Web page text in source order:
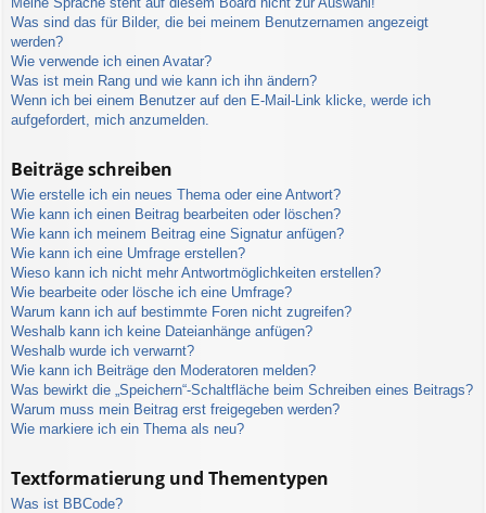
Was sind das für Bilder, die bei meinem Benutzernamen angezeigt
werden?
Wie verwende ich einen Avatar?
Was ist mein Rang und wie kann ich ihn ändern?
Wenn ich bei einem Benutzer auf den E-Mail-Link klicke, werde ich
aufgefordert, mich anzumelden.
Beiträge schreiben
Wie erstelle ich ein neues Thema oder eine Antwort?
Wie kann ich einen Beitrag bearbeiten oder löschen?
Wie kann ich meinem Beitrag eine Signatur anfügen?
Wie kann ich eine Umfrage erstellen?
Wieso kann ich nicht mehr Antwortmöglichkeiten erstellen?
Wie bearbeite oder lösche ich eine Umfrage?
Warum kann ich auf bestimmte Foren nicht zugreifen?
Weshalb kann ich keine Dateianhänge anfügen?
Weshalb wurde ich verwarnt?
Wie kann ich Beiträge den Moderatoren melden?
Was bewirkt die „Speichern“-Schaltfläche beim Schreiben eines Beitrags?
Warum muss mein Beitrag erst freigegeben werden?
Wie markiere ich ein Thema als neu?
Textformatierung und Thementypen
Was ist BBCode?